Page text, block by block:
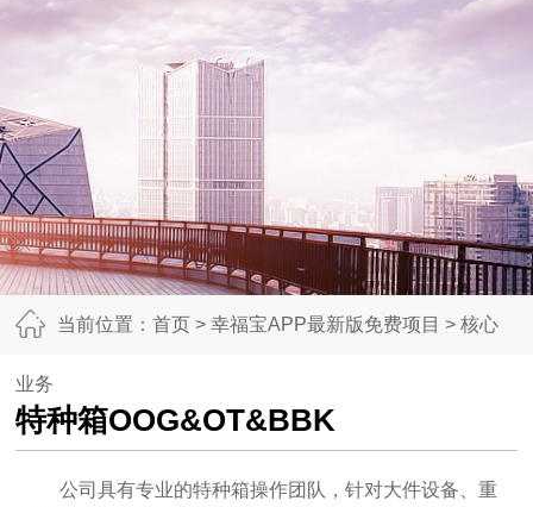
当前位置：首页 >幸福宝APP最新版免费项目 >核心
业务
特种箱OOG&OT&BBK
公司具有专业的特种箱操作团队，针对大件设备、重